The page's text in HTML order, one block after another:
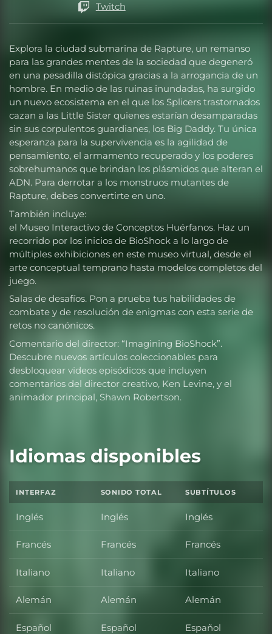
Explora la ciudad submarina de Rapture, un remanso
para las grandes mentes de la sociedad que degeneró
en una pesadilla distópica gracias a la arrogancia de un
hombre. En medio de las ruinas inundadas, ha surgido
un nuevo ecosistema en el que los Splicers trastornados
cazan a las Little Sister quienes estarían desamparadas
sin sus corpulentos guardianes, los Big Daddy. Tu única
esperanza para la supervivencia es la agilidad de
pensamiento, el armamento recuperado y los poderes
sobrehumanos que brindan los plásmidos que alteran el
ADN. Para derrotar a los monstruos mutantes de
Rapture, debes convertirte en uno.
También incluye:
el Museo Interactivo de Conceptos Huérfanos. Haz un
recorrido por los inicios de BioShock a lo largo de
múltiples exhibiciones en este museo virtual, desde el
arte conceptual temprano hasta modelos completos del
juego.
Salas de desafíos. Pon a prueba tus habilidades de
combate y de resolución de enigmas con esta serie de
retos no canónicos.
Comentario del director: “Imagining BioShock”.
Descubre nuevos artículos coleccionables para
desbloquear videos episódicos que incluyen
comentarios del director creativo, Ken Levine, y el
animador principal, Shawn Robertson.
Twitch
Idiomas disponibles
INTERFAZ SONIDO TOTAL SUBTÍTULOS
Inglés Inglés Inglés
Francés Francés Francés
Italiano Italiano Italiano
Alemán Alemán Alemán
Español
Español
Español